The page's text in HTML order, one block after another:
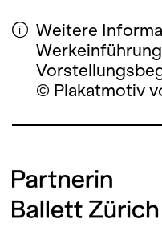
Weitere
© Plakatmotiv